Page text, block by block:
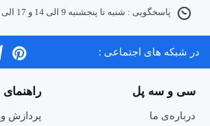
پاسخگویی : شنبه تا پنجشنبه 9 الی 14 و 17 الی 20
در شبکه های اجتماعی :
سی و سه پل
درباره‌ی ما
پردازش و